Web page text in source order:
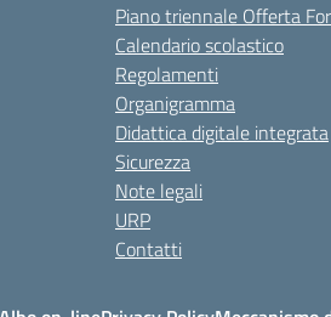
Piano triennale Offerta
Calendario scolastico
Regolamenti
Organigramma
Didattica digitale integrata
Sicurezza
Note legali
URP
Contatti